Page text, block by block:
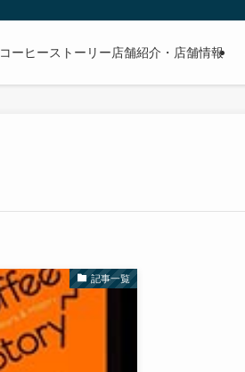
コーヒーストーリー店舗紹介・店舗情報
記事一覧